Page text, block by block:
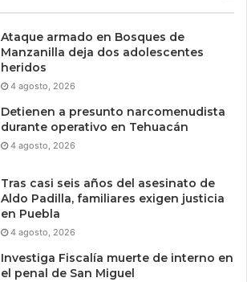
Ataque armado en Bosques de
Manzanilla deja dos adolescentes
heridos
4 agosto, 2026
Detienen a presunto narcomenudista
durante operativo en Tehuacán
4 agosto, 2026
Tras casi seis años del asesinato de
Aldo Padilla, familiares exigen justicia
en Puebla
4 agosto, 2026
Investiga Fiscalía muerte de interno en
el penal de San Miguel